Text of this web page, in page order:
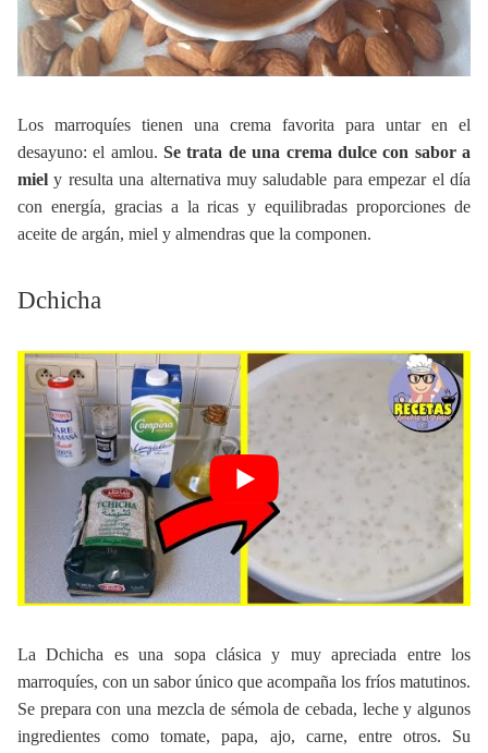
Los marroquíes tienen una crema favorita para untar en el
desayuno: el amlou.Se trata de una crema dulce con sabor a
miel y resulta una alternativa muy saludable para empezar el día
con energía, gracias a la ricas y equilibradas proporciones de
aceite de argán, miel y almendras que la componen.
Dchicha
La Dchicha es una sopa clásica y muy apreciada entre los
marroquíes, con un sabor único que acompaña los fríos matutinos.
Se prepara con una mezcla de sémola de cebada, leche y algunos
ingredientes como tomate, papa, ajo, carne, entre otros. Su